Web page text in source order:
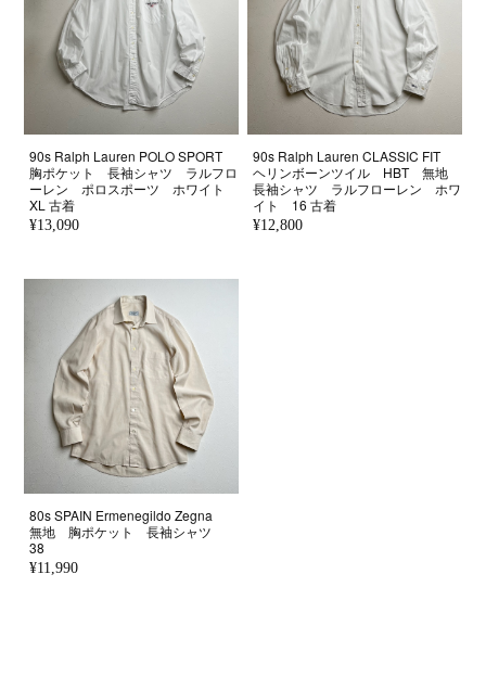
90s Ralph Lauren POLO SPORT
胸ポケット 長袖シャツ ラルフロ
ーレン ポロスポーツ ホワイト
XL 古着
¥13,090
90s Ralph Lauren CLASSIC FIT
ヘリンボーンツイル HBT 無地
長袖シャツ ラルフローレン ホワ
イト 16 古着
¥12,800
80s SPAIN Ermenegildo Zegna
無地 胸ポケット 長袖シャツ
38
¥11,990